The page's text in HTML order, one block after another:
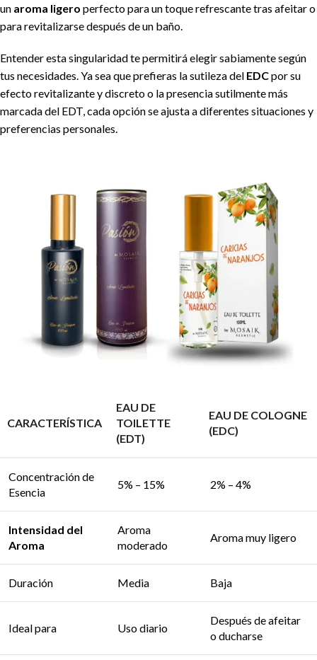
un aroma ligero perfecto para un toque refrescante tras afeitar o
para revitalizarse después de un baño.
Entender esta singularidad te permitirá elegir sabiamente según
tus necesidades. Ya sea que prefieras la sutileza del EDCpor su
efecto revitalizante y discreto o la presencia sutilmente más
marcada del EDT, cada opción se ajusta a diferentes situaciones y
preferencias personales.
CARACTERÍSTICA
EAU DE
TOILETTE
(EDT)
EAU DE COLOGNE
(EDC)
Concentración de
Esencia
5% – 15% 2% – 4%
Intensidad del
Aroma
Aroma
moderado
Aroma muy ligero
Duración Media Baja
Ideal para Uso diario
Después de afeitar
o ducharse